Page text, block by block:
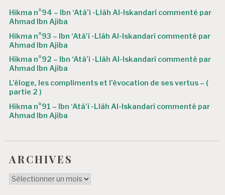
a
r
t
i
c
l
e
Hikma n°94 – Ibn ‘Atâ’i -Llâh Al-Iskandarî commenté par
Ahmad Ibn Ajiba
Hikma n°93 – Ibn ‘Atâ’i -Llâh Al-Iskandarî commenté par
Ahmad Ibn Ajiba
Hikma n°92 – Ibn ‘Atâ’i -Llâh Al-Iskandarî commenté par
Ahmad Ibn Ajiba
L’éloge, les compliments et l’évocation de ses vertus – (
partie 2 )
Hikma n°91 – Ibn ‘Atâ’i -Llâh Al-Iskandarî commenté par
Ahmad Ibn Ajiba
ARCHIVES
ARCHIVES